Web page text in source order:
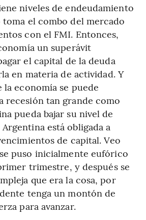
niveles de endeudamiento
el combo del mercado
con el FMI. Entonces,
un superávit
el capital de la deuda
en materia de actividad. Y
la economía se puede
recesión tan grande como
pueda bajar su nivel de
está obligada a
de capital. Veo
puso inicialmente eufórico
trimestre, y después se
que era la cosa, por
tenga un montón de
para avanzar.